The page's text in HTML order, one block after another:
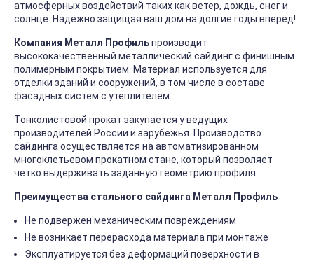
атмосферных воздействий таких как ветер, дождь, снег и
солнце. Надежно защищая ваш дом на долгие годы вперёд!
Компания Металл Профильпроизводит
высококачественный металлический сайдинг с финишным
полимерным покрытием. Материал используется для
отделки зданий и сооружений, в том числе в составе
фасадных систем с утеплителем.
Тонколистовой прокат закупается у ведущих
производителей России и зарубежья. Производство
сайдинга осуществляется на автоматизированном
многоклетьевом прокатном стане, который позволяет
четко выдерживать заданную геометрию профиля.
Преимущества стального сайдинга Металл Профиль
Не подвержен механическим повреждениям
Не возникает перерасхода материала при монтаже
Эксплуатируется без деформаций поверхности в